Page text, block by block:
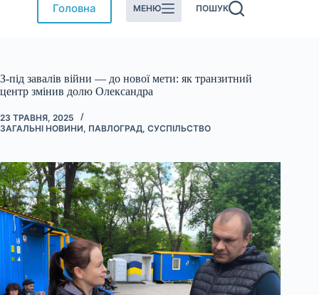
Головна МЕНЮ ПОШУК
З-під завалів війни — до нової мети: як транзитний
центр змінив долю Олександра
23 ТРАВНЯ, 2025
ЗАГАЛЬНІ НОВИНИ, ПАВЛОГРАД, СУСПІЛЬСТВО